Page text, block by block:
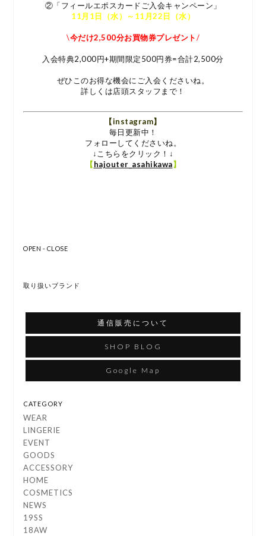
②「フィールエポスカードご入会キャンペーン」
11月1日（水）～11月22日（水）
\今だけ2,500分お買物券プレゼント/
入会特典2,000円+期間限定500円券=合計2,500分
ぜひこのお得な機会にご入会くださいね。
詳しくは店頭スタッフまで！
【instagram】
毎日更新中！
フォローしてくださいね。
↓こちらをクリック！↓
【hajouter_asahikawa】
OPEN - CLOSE
取り扱いブランド
通信販売について
SHOP BLOG
Google Map
CATEGORY
WEAR
LINGERIE
EVENT
GOODS
ACCESSORY
HOME
COSMETICS
NEWS
19SS
18AW